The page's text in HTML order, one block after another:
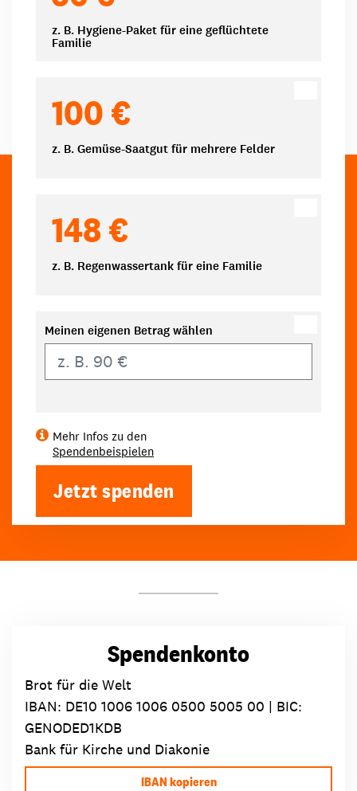
z. B. Hygiene-Paket für eine geflüchtete
Familie
100 €
z. B. Gemüse-Saatgut für mehrere Felder
148 €
z. B. Regenwassertank für eine Familie
Meinen eigenen Betrag wählen
Mehr Infos zu den
Spendenbeispielen
Jetzt spenden
Spendenkonto
Brot für die Welt
IBAN: DE10 1006 1006 0500 5005 00 | BIC:
GENODED1KDB
Bank für Kirche und Diakonie
IBAN kopieren